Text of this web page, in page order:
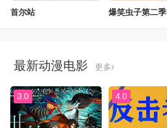
首尔站 爆笑虫子第二季
最新动漫电影 更多
3.0 4.0